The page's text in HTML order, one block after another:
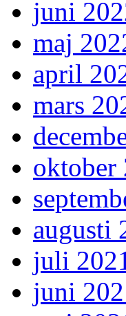
juni
maj
april
mars
oktober
augusti
juli
juni